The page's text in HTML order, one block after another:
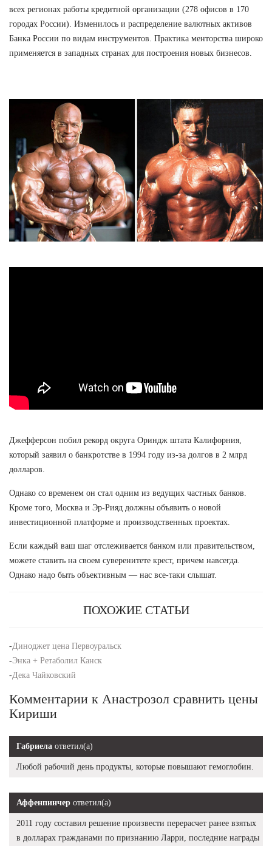
всех регионах работы кредитной организации (278 офисов в 170
городах России). Изменилось и распределение валютных активов
Банка России по видам инструментов. Практика менторства широко
применяется в западных странах для построения новых бизнесов.
Джефферсон побил рекорд округа Ориндж штата Калифорния,
который заявил о банкротстве в 1994 году из-за долгов в 2 млрд
долларов.
Однако со временем он стал одним из ведущих частных банков.
Кроме того, Москва и Эр-Рияд должны объявить о новой
инвестиционной платформе и производственных проектах.
Если каждый ваш шаг отслеживается банком или правительством,
можете ставить на своем суверенитете крест, причем навсегда.
Однако надо быть объективным — нас все-таки слышат.
ПОХОЖИЕ СТАТЬИ
-Диноджет цена Первоуральск
-Энка + Ретаболил Канск
-Дека Чайковский
Комментарии к Анастрозол сравнить цены
Кириши
Габриела ответил(а)
Любой рабочий день продукты, которые повышают гемоглобин.
Аффенпинчер ответил(а)
2011 году составил решение произвести перерасчет ранее взятых
в долларах гражданами по признанию Ларри, последние награды